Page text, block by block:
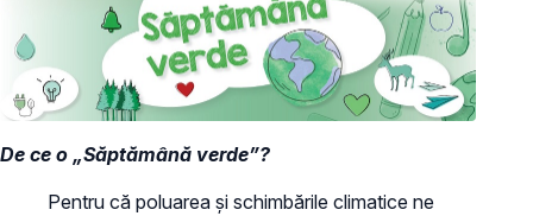
De ce o „Săptămână verde”?
Pentru că poluarea și schimbările climatice ne